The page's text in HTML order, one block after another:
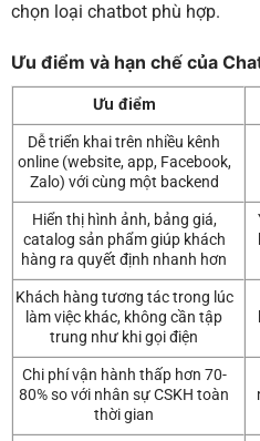
chọn loại chatbot phù hợp.
Ưu điểm và hạn chế của
Ưu điểm
Dễ triển khai trên nhiều kênh
online (website, app, Facebook,
Zalo) với cùng một backend
Hiển thị hình ảnh, bảng giá,
catalog sản phẩm giúp khách
hàng ra quyết định nhanh hơn
Khách hàng tương tác trong lúc
làm việc khác, không cần tập
trung như khi gọi điện
Chi phí vận hành thấp hơn 70-
80% so với nhân sự CSKH toàn
thời gian